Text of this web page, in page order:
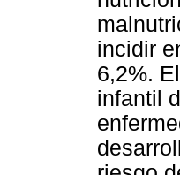
incidir
6,2%.
infantil